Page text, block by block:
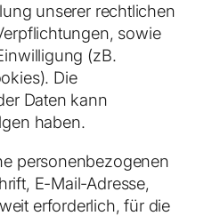
unserer rechtlichen
sowie
(zB.
Die
Daten kann
haben.
personenbezogenen
E-Mail-Adresse,
erforderlich, für die